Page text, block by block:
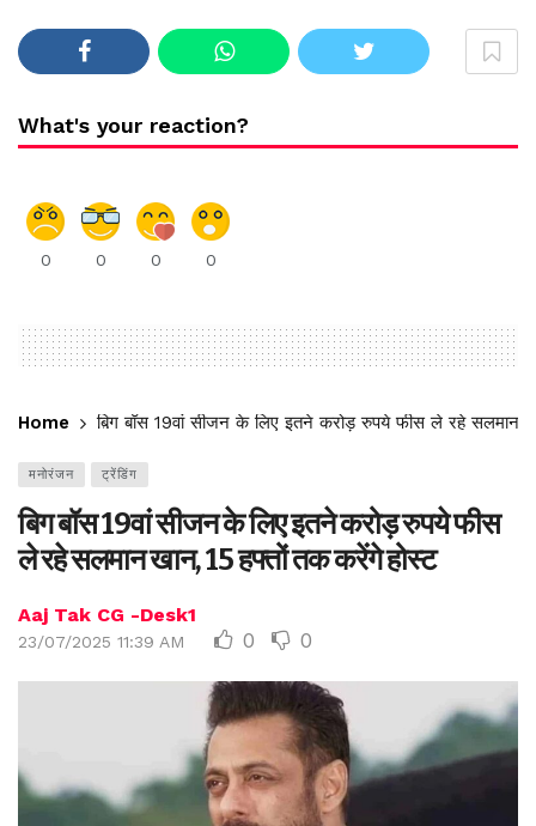
What's your reaction?
0 0 0 0
Home बिग बॉस 19वां सीजन के लिए इतने करोड़ रुपये फीस ले रहे सलमान
मनोरंजन ट्रेंडिंग
बिग बॉस 19वां सीजन के लिए इतने करोड़ रुपये फीस
ले रहे सलमान खान, 15 हफ्तों तक करेंगे होस्ट
Aaj Tak CG -Desk1
23/07/2025 11:39 AM 0 0